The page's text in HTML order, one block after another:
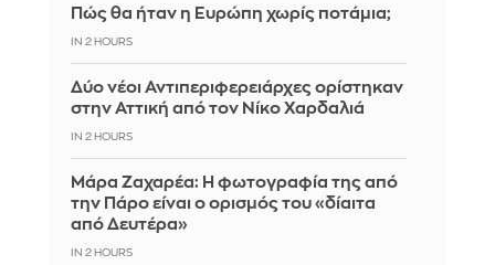
Πώς θα ήταν η Ευρώπη χωρίς ποτάμια;
IN 2 HOURS
Δύο νέοι Αντιπεριφερειάρχες ορίστηκαν
στην Αττική από τον Νίκο Χαρδαλιά
IN 2 HOURS
Μάρα Ζαχαρέα: Η φωτογραφία της από
την Πάρο είναι ο ορισμός του «δίαιτα
από Δευτέρα»
IN 2 HOURS